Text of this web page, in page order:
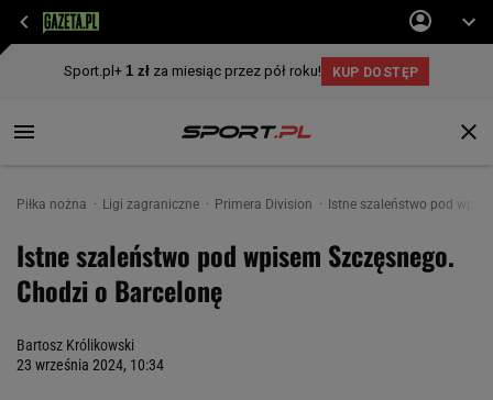
Piłka nożna Ligi zagraniczne Primera Division Istne szaleństwo pod
Istne szaleństwo pod wpisem Szczęsnego.
Chodzi o Barcelonę
Bartosz Królikowski
23 września 2024, 10:34